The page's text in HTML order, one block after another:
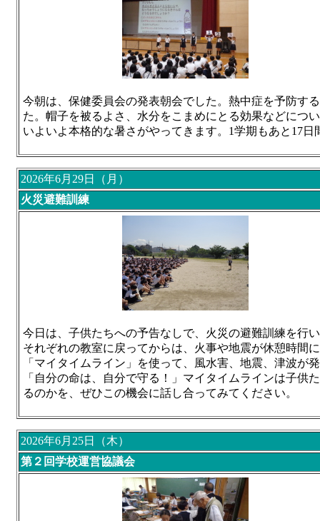
今朝は、保健委員会の発表朝会でした。熱中症を予防す
た。 帽子を被るよさ、水分をこまめにとる効果などにつ
いよいよ本格的な暑さがやってきます。1学期もあと17
2026年6月29日（月）
火災避難訓練
今日は、子供たちへの予告なしで、火災の避難訓練を行
それぞれの教室に戻ってからは、火事や地震が休憩時間
「マイタイムライン」を使って、風水害、地震、津波
「自分の命は、自分で守る！」マイタイムラインは子
るのかを、ぜひこの機会に話し合ってみてください。
2026年6月25日（木）
第２回学校運営協議会